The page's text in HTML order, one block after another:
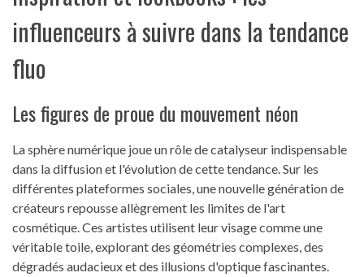
influenceurs à suivre dans la tendance
fluo
Les figures de proue du mouvement néon
La sphère numérique joue un rôle de catalyseur indispensable
dans la diffusion et l'évolution de cette tendance. Sur les
différentes plateformes sociales, une nouvelle génération de
créateurs repousse allègrement les limites de l'art
cosmétique. Ces artistes utilisent leur visage comme une
véritable toile, explorant des géométries complexes, des
dégradés audacieux et des illusions d'optique fascinantes.